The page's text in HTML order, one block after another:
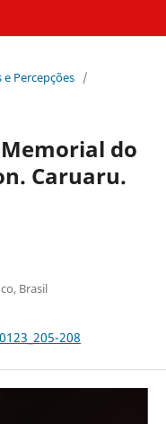
e Percepções /
Memorial do
Caruaru.
Brasil
208